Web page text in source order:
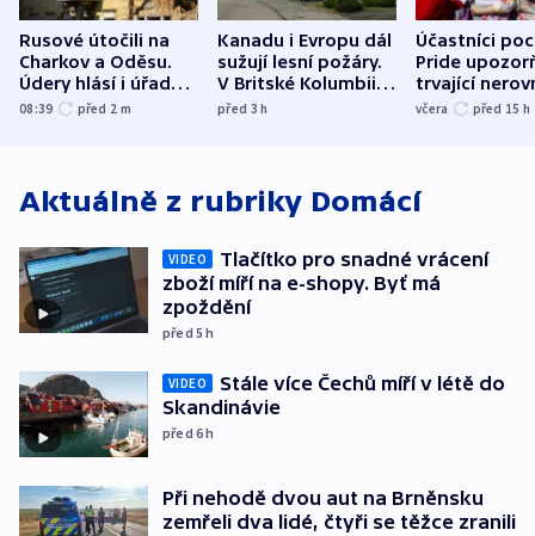
Rusové útočili na
Charkov a Oděsu.
Údery hlásí i úřady v
Bělgorodu
08:39 před 2 m
Kanadu i Evropu dál
sužují lesní požáry.
V Britské Kolumbii
evakuovali tisíce lidí
před 3h
Účastníci
Pride
trvající
včera před 15 h
Aktuálně z rubriky Domácí
VIDEO
Tlačítko pro snadné vrácení
zboží míří na e-shopy. Byť má
zpoždění
před 5h
VIDEO
Stále více Čechů míří v létě do
Skandinávie
před 6h
Při nehodě dvou aut na Brněnsku
zemřeli dva lidé, čtyři se těžce zranili